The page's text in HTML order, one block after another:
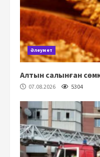
Әлеумет
Алтын салынған
07.08.2026 5304